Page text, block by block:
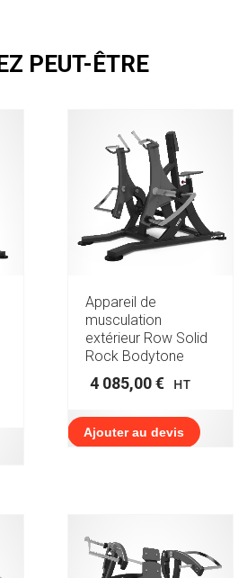
PEUT-ÊTRE
Appareil de
musculation
extérieur Row Solid
Rock Bodytone
4 085,00€ HT
Ajouter au devis